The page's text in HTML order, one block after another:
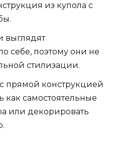
из купола с
выглядят
себе, поэтому они не
стилизации.
прямой конструкцией
как самостоятельные
или декорировать